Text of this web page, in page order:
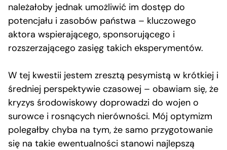
należałoby jednak umożliwić im dostęp do
potencjału i zasobów państwa – kluczowego
aktora wspierającego, sponsorującego i
rozszerzającego zasięg takich eksperymentów.
W tej kwestii jestem zresztą pesymistą w krótkiej i
średniej perspektywie czasowej – obawiam się, że
kryzys środowiskowy doprowadzi do wojen o
surowce i rosnących nierówności. Mój optymizm
polegałby chyba na tym, że samo przygotowanie
się na takie ewentualności stanowi najlepszą